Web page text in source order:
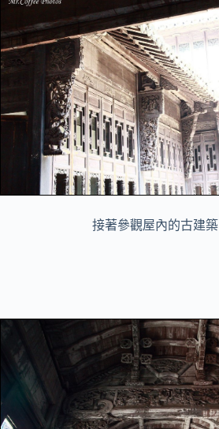
接著參觀屋內的古建築